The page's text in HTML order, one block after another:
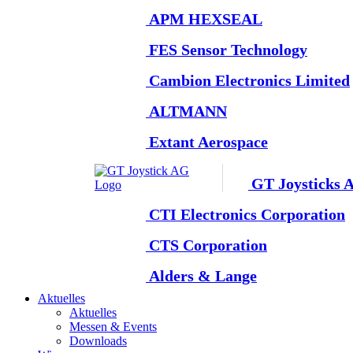
APM HEXSEAL
FES Sensor Technology
Cambion Electronics Limited
ALTMANN
Extant Aerospace
GT Joysticks
CTI Electronics Corporation
CTS Corporation
Alders & Lange
Aktuelles
Aktuelles
Messen & Events
Downloads